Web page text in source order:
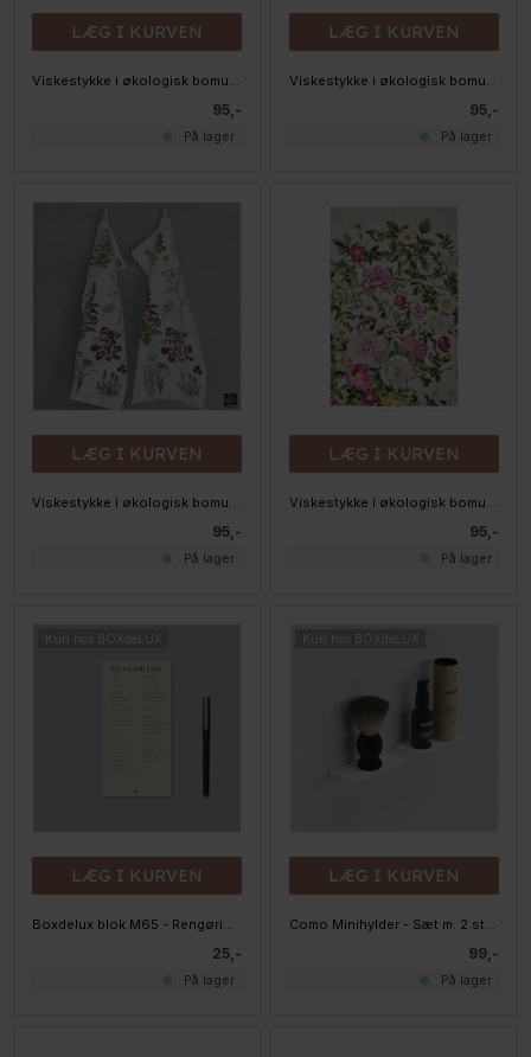
LÆG I KURVEN
95,-
På lager
LÆG I KURVEN
95,-
På lager
LÆG I KURVEN
95,-
På lager
LÆG I KURVEN
95,-
På lager
Kun hos BOXdeLUX
LÆG I KURVEN
Boxdelux blok M65 - Rengøring - Colorcode, beige
25,-
På lager
Kun hos BOXdeLUX
LÆG I KURVEN
Como Minihylder - Sæt m. 2 stk. smalle - Hvid
99,-
På lager